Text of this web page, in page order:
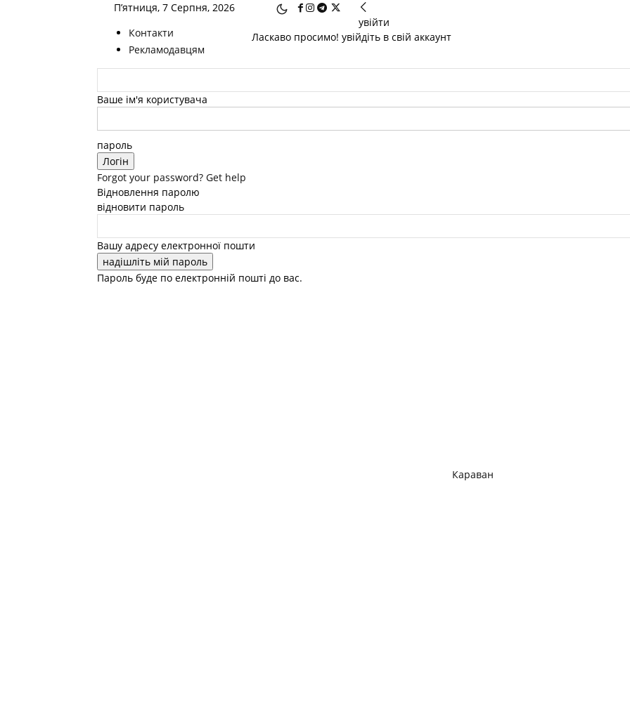
П’ятниця, 7 Серпня, 2026
Контакти
Рекламодавцям
увійти
Ласкаво просимо! увійдіть в свій аккаунт
Ваше ім'я користувача
пароль
Forgot your password? Get help
Відновлення паролю
відновити пароль
Вашу адресу електронної пошти
Пароль буде по електронній пошті до вас.
Караван